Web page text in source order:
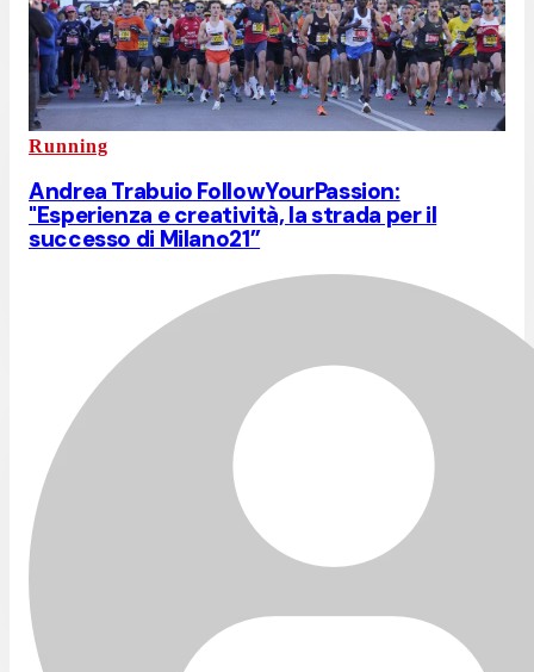
Running
Andrea Trabuio FollowYourPassion:
"Esperienza e creatività, la strada per il
successo di Milano21”